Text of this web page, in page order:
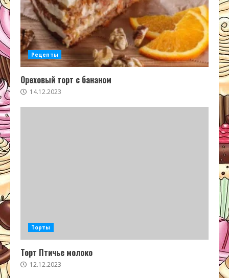
Рецепты
Ореховый торт с бананом
14.12.2023
Торты
Торт Птичье молоко
12.12.2023